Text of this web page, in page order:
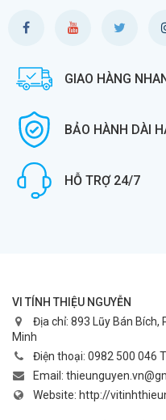
GIAO HÀNG
BẢO HÀNH DÀI
HỖ TRỢ 24/7
VI TÍNH THIỆU NGUYỄN
Địa chỉ: 893 Lũy Bán Bích,
Minh
Điện thoại: 0982 500 046
Email:
Website: http://